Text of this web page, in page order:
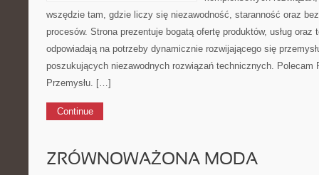
wszędzie tam, gdzie liczy się niezawodność, staranność oraz
procesów. Strona prezentuje bogatą ofertę produktów, usług oraz
odpowiadają na potrzeby dynamicznie rozwijającego się
poszukujących niezawodnych rozwiązań technicznych. Polecam
Przemysłu. […]
Continue
ZRÓWNOWAŻONA MODA